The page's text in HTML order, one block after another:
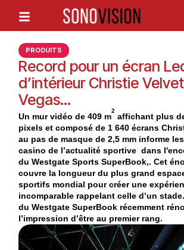
PRODUITS
Record pour un écran
d’intérieur Christie
Vegas…
Un mur vidéo de 409 m
2
affichant plus
pixels et composé de 1 640 écrans
au pas de masque de 2,5 mm informe
casino de l’actualité sportive dans
du Westgate Sports SuperBook,. Cet
couvre la longueur du plus grand
sportifs mondial pour créer une
incomparable rappelant celle d’un
du Westgate SuperBook récemment
l’impression d’être au premier rang.